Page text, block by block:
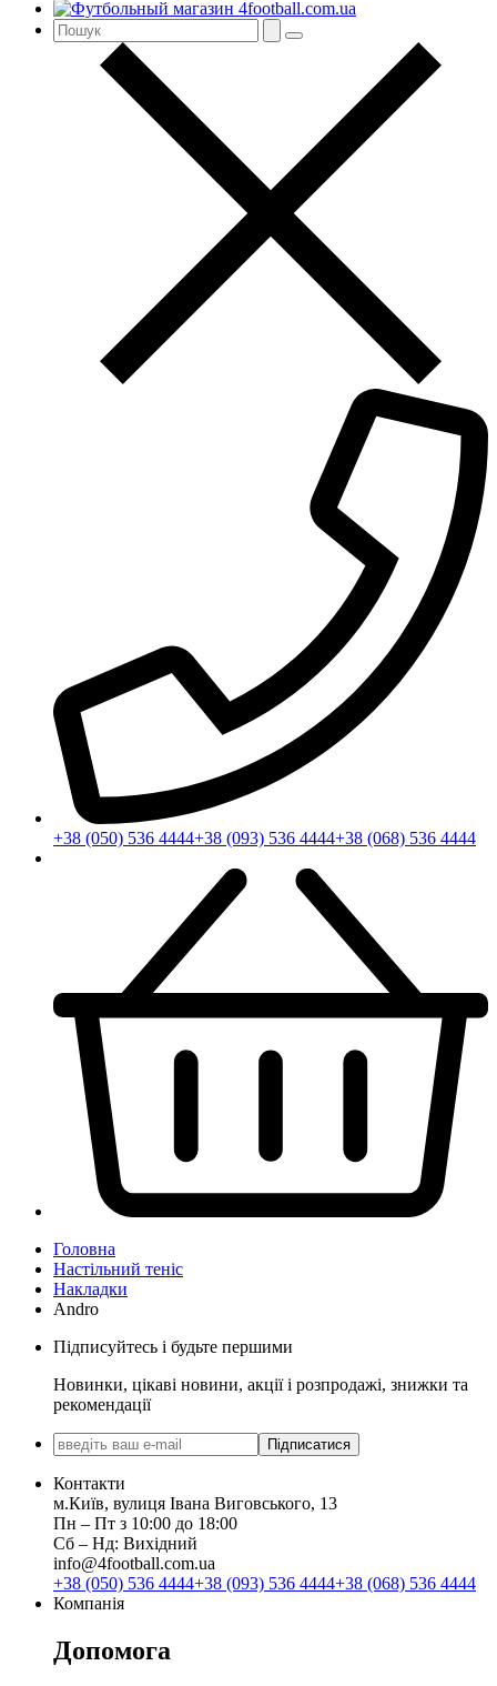
+38 (050) 536 4444+38 (093) 536 4444+38 (068) 536 4444
Головна
Настільний теніс
Накладки
Andro
Підписуйтесь і будьте першими
Новинки, цікаві новини, акції і розпродажі, знижки та
рекомендації
Підписатися
Контакти
м.Київ, вулиця Івана Виговського, 13
Пн ‒ Пт з 10:00 до 18:00
Сб ‒ Нд: Вихідний
info@4football.com.ua
+38 (050) 536 4444+38 (093) 536 4444+38 (068) 536 4444
Компанія
Допомога